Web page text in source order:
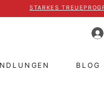
STARKES
BLOG